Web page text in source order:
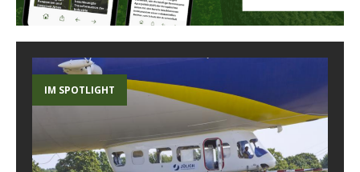
IM SPOTLIGHT